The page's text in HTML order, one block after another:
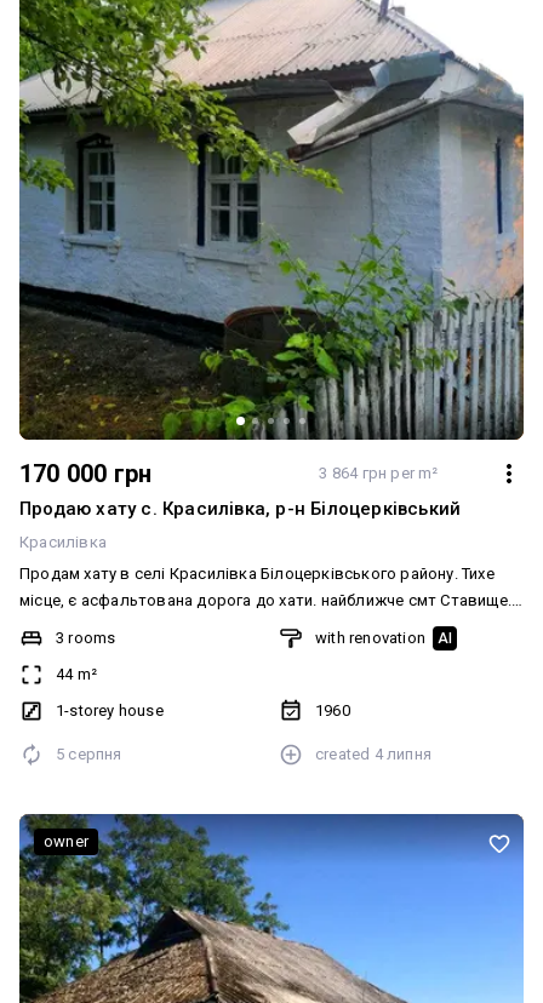
магазини. ЦІНА БЕЗ ТОРГУ. Запрошуємо на перегляд в зручний
для Вас час! Додатково: Меблювання: Ні. Комунікації:
Свердловина
170 000 грн 3 864 грн per m²
Продаю хату с. Красилівка, р-н Білоцерківський
Красилівка
Продам хату в селі Красилівка Білоцерківського району. Тихе
місце, є асфальтована дорога до хати. найближче смт Ставище.
Присутня дорога де є маршрутка яка їздить до Києва і Ставище.
В самому селі присутні три магазини продуктів харчування і
також базар кожну середу, де можна придбати і одяг. Віділення
Укрпошти вул. Центральна 16 і Нової пошти на вул. Центральна
Огорожа, Сад, город, Гостьовий, літній будинок
3 rooms
44 m²
1-storey house
with renovation AI
1960
5 серпня created 4 липня
owner